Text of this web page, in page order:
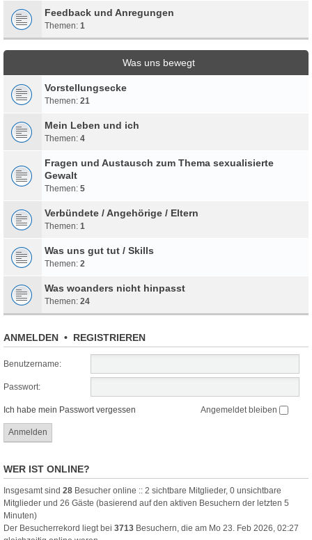
Feedback und Anregungen
Themen: 1
Was uns bewegt
Vorstellungsecke
Themen: 21
Mein Leben und ich
Themen: 4
Fragen und Austausch zum Thema sexualisierte
Gewalt
Themen: 5
Verbündete / Angehörige / Eltern
Themen: 1
Was uns gut tut / Skills
Themen: 2
Was woanders nicht hinpasst
Themen: 24
ANMELDEN • REGISTRIEREN
Benutzername:
Passwort:
Ich habe mein Passwort vergessen Angemeldet bleiben
WER IST ONLINE?
Insgesamt sind 28 Besucher online :: 2 sichtbare Mitglieder, 0 unsichtbare
Mitglieder und 26 Gäste (basierend auf den aktiven Besuchern der letzten 5
Minuten)
Der Besucherrekord liegt bei 3713 Besuchern, die am Mo 23. Feb 2026, 02:27